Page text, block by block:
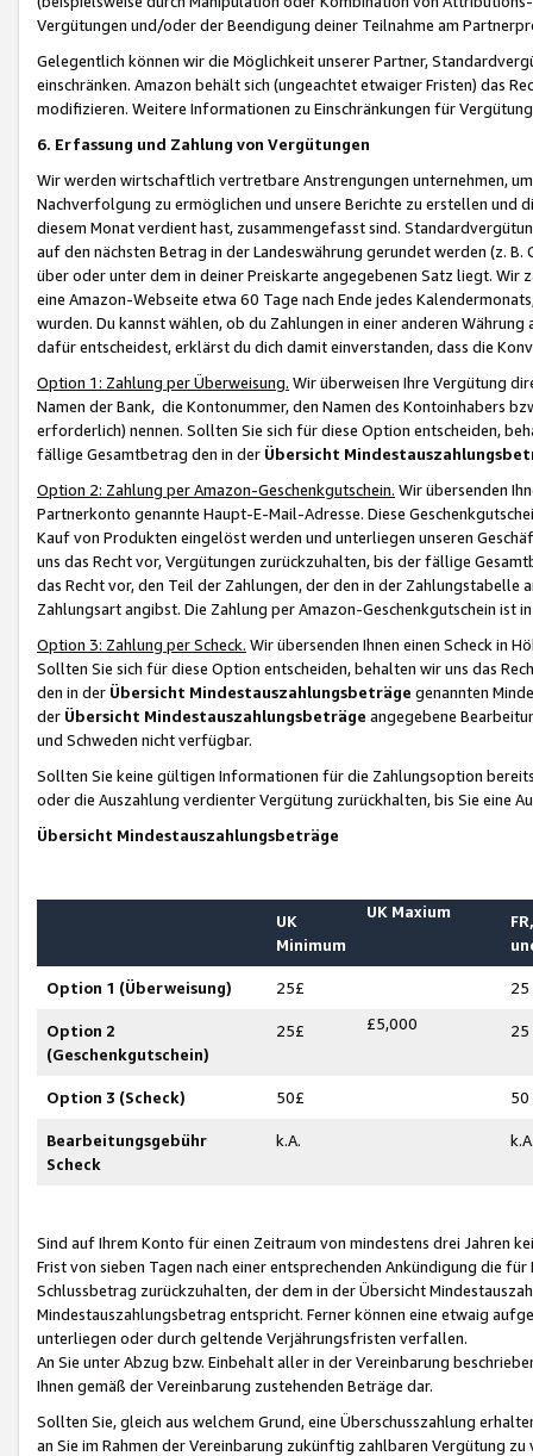
Vergütungen und/oder der Beendigung deiner Teilnahme am
Gelegentlich können wir die Möglichkeit unserer Partner,
einschränken. Amazon behält sich (ungeachtet etwaiger Fristen) das
modifizieren. Weitere Informationen zu Einschränkungen für
6. Erfassung und Zahlung von Vergütungen
Wir werden wirtschaftlich vertretbare Anstrengungen unternehmen,
Nachverfolgung zu ermöglichen und unsere Berichte zu erstellen und
diesem Monat verdient hast, zusammengefasst sind.
auf den nächsten Betrag in der Landeswährung gerundet werden (z.
über oder unter dem in deiner Preiskarte angegebenen Satz liegt.
eine Amazon-Webseite etwa 60 Tage nach Ende jedes
wurden. Du kannst wählen, ob du Zahlungen in einer anderen
dafür entscheidest, erklärst du dich damit einverstanden, dass die
Option 1: Zahlung per Überweisung. Wir überweisen Ihre Vergütung
Namen der Bank, die Kontonummer, den Namen des Kontoinhabers
erforderlich) nennen. Sollten Sie sich für diese Option entscheiden,
fällige Gesamtbetrag den in der Übersicht
Option 2: Zahlung per Amazon-Geschenkgutschein. Wir übersenden
Partnerkonto genannte Haupt-E-Mail-Adresse. Diese
Kauf von Produkten eingelöst werden und unterliegen unseren
uns das Recht vor, Vergütungen zurückzuhalten, bis der fällige
das Recht vor, den Teil der Zahlungen, der den in der
Zahlungsart angibst. Die Zahlung per Amazon-Geschenkgutschein ist
Option 3: Zahlung per Scheck. Wir übersenden Ihnen einen Scheck in
Sollten Sie sich für diese Option entscheiden, behalten wir uns das
den in der Übersicht Mindestauszahlungsbeträge genannten
der Übersicht Mindestauszahlungsbeträge angegebene
und Schweden nicht verfügbar.
Sollten Sie keine gültigen Informationen für die Zahlungsoption
oder die Auszahlung verdienter Vergütung zurückhalten, bis Sie
Übersicht Mindestauszahlungsbeträge
UK
Minimum
UK Maxium
Option 1 (Überweisung) 25£ 25
Option 2
(Geschenkgutschein)
25£ £5,000 25
Option 3 (Scheck) 50£ 50
Bearbeitungsgebühr
Scheck
k.A.
Sind auf Ihrem Konto für einen Zeitraum von mindestens drei Jahren
Frist von sieben Tagen nach einer entsprechenden Ankündigung die
Schlussbetrag zurückzuhalten, der dem in der Übersicht
Mindestauszahlungsbetrag entspricht. Ferner können eine etwaig
unterliegen oder durch geltende Verjährungsfristen verfallen.
An Sie unter Abzug bzw. Einbehalt aller in der Vereinbarung
Ihnen gemäß der Vereinbarung zustehenden Beträge dar.
Sollten Sie, gleich aus welchem Grund, eine Überschusszahlung
an Sie im Rahmen der Vereinbarung zukünftig zahlbaren Vergütung zu